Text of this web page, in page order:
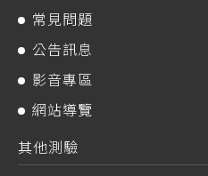
常見問題
公告訊息
影音專區
網站導覽
其他測驗